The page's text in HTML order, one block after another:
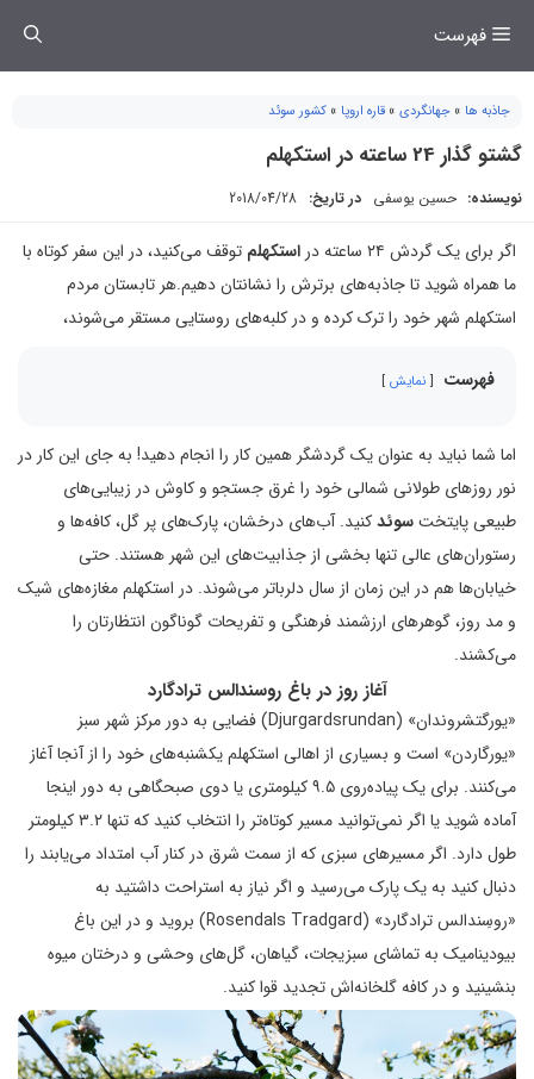
فهرست
جاذبه ها » جهانگردی » قاره اروپا » کشور سوئد
گشتو گذار 24 ساعته در استکهلم
نویسنده: حسین یوسفی در تاریخ: 2018/04/28
اگر برای یک گردش ۲۴ ساعته در استکهلم توقف می‌کنید، در این سفر کوتاه با
ما همراه شوید تا جاذبه‌های برترش را نشانتان دهیم.هر تابستان مردم
استکهلم شهر خود را ترک کرده و در کلبه‌های روستایی مستقر می‌شوند،
فهرست نمایش
اما شما نباید به عنوان یک گردشگر همین کار را انجام دهید! به جای این کار در
نور روزهای طولانی شمالی خود را غرق جستجو و کاوش در زیبایی‌های
طبیعی پایتختسوئدکنید. آب‌های درخشان، پارک‌های پر گل، کافه‌ها و
رستوران‌های عالی تنها بخشی از جذابیت‌های این شهر هستند. حتی
خیابان‌ها هم در این زمان از سال دلرباتر می‌شوند. در استکهلم مغازه‌های شیک
و مد روز، گوهرهای ارزشمند فرهنگی و تفریحات گوناگون انتظارتان را
می‌کشند.
آغاز روز در باغ روسندالس ترادگارد
«یورگتشروندان» (Djurgardsrundan) فضایی به دور مرکز شهر سبز
«یورگاردن» است و بسیاری از اهالی استکهلم یکشنبه‌های خود را از آنجا آغاز
می‌کنند. برای یک پیاده‌روی ۹.۵ کیلومتری یا دوی صبحگاهی به دور اینجا
آماده شوید یا اگر نمی‌توانید مسیر کوتاه‌تر را انتخاب کنید که تنها ۳.۲ کیلومتر
طول دارد. اگر مسیرهای سبزی که از سمت شرق در کنار آب امتداد می‌یابند را
دنبال کنید به یک پارک می‌رسید و اگر نیاز به استراحت داشتید به
«روسِندالس ترادگارد» (Rosendals Tradgard) بروید و در این باغ
بیودینامیک به تماشای سبزیجات، گیاهان، گل‌های وحشی و درختان میوه
بنشینید و در کافه گلخانه‌اش تجدید قوا کنید.